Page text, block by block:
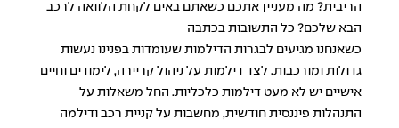
הריבית? מה מעניין אתכם כשאתם באים לקחת הלוואה לרכב
הבא שלכם? כל התשובות בכתבה
כשאנחנו מגיעים לבגרות הדילמות שעומדות בפנינו נעשות
גדולות ומורכבות. לצד דילמות על ניהול קריירה, לימודים וחיים
אישיים יש לא מעט דילמות כלכליות. החל משאלות על
התנהלות פיננסית חודשית, מחשבות על קניית רכב ודילמה